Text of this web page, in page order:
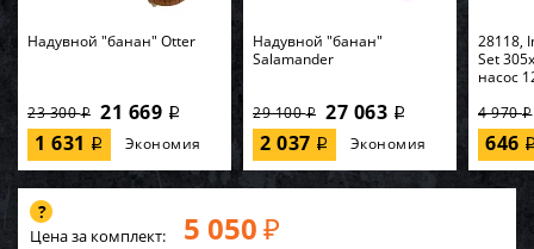
Надувной "банан" Otter
23 300i 21 669 i
1 631 i Экономия
Надувной "банан"
Salamander
29 100i 27 063 i
2 037 i Экономия
28118,
Set
насос
4 970i
646
Цена за комплект: 5 050 ₽